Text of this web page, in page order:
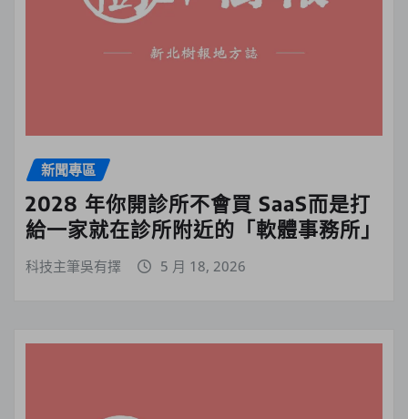
新聞專區
2028 年你開診所不會買 SaaS而是打
給一家就在診所附近的「軟體事務所」
科技主筆吳有擇 5 月 18, 2026